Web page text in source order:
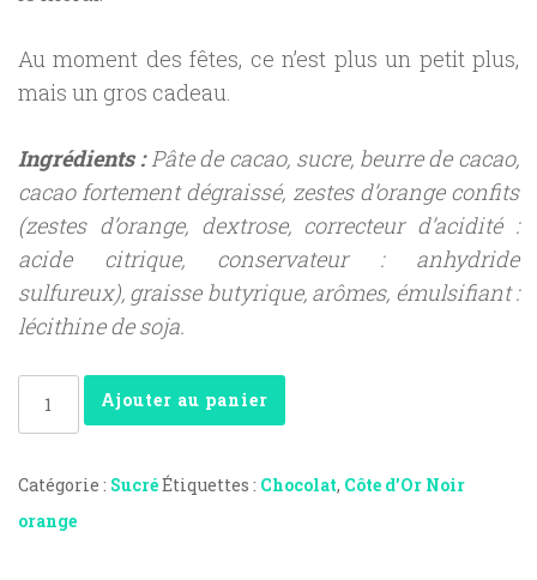
Au moment des fêtes, ce n’est plus un petit plus,
mais un gros cadeau.
Ingrédients :Pâte de cacao, sucre, beurre de cacao,
cacao fortement dégraissé, zestes d’orange confits
(zestes d’orange, dextrose, correcteur d’acidité :
acide citrique, conservateur : anhydride
sulfureux), graisse butyrique, arômes, émulsifiant :
lécithine de soja.
Quantité Ajouter au panier
Catégorie : SucréÉtiquettes : Chocolat, Côte d’Or Noir
orange